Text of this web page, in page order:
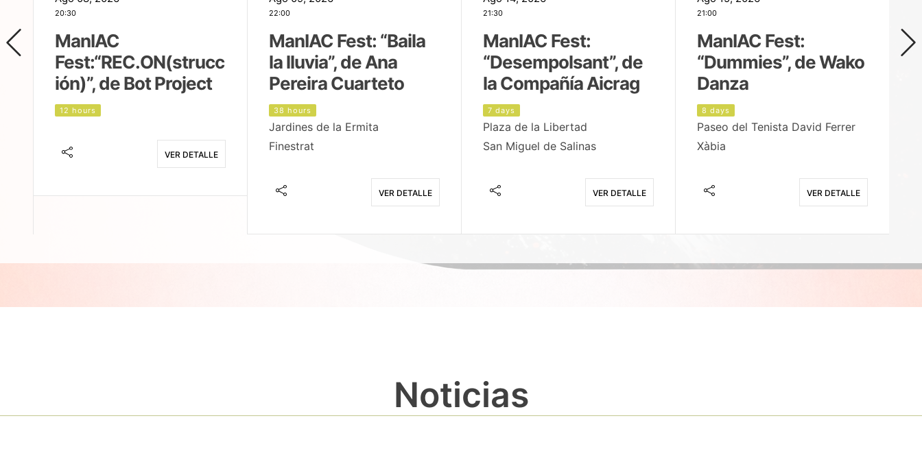
20:30
ManIAC
Fest:“REC.ON(strucc
ión)”, de Bot Project
12 hours
VER DETALLE
22:00
ManIAC Fest: “Baila
la lluvia”, de Ana
Pereira Cuarteto
38 hours
Jardines de la Ermita
Finestrat
VER DETALLE
21:30
ManIAC Fest:
“Desempolsant”, de
la Compañía Aicrag
7 days
Plaza de la Libertad
San Miguel de Salinas
VER DETALLE
21:00
ManIAC Fest:
“Dummies”, de Wako
Danza
8 days
Paseo del Tenista David Ferrer
Xàbia
VER DETALLE
Noticias